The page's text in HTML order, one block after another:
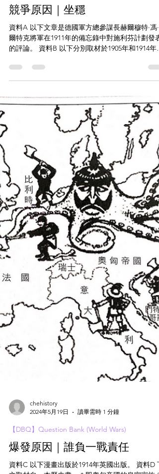
2024年5月19日
讀畢需時 1 分鐘
【DBQ】Question Bank (World Wars)
競爭原因｜坐穩
資料A 以下文章是德國軍方總參謀長赫爾穆特·馮·
的評論。 資料B 以下分別取材於1905年和1914年的
漫畫。 漫畫1： ...